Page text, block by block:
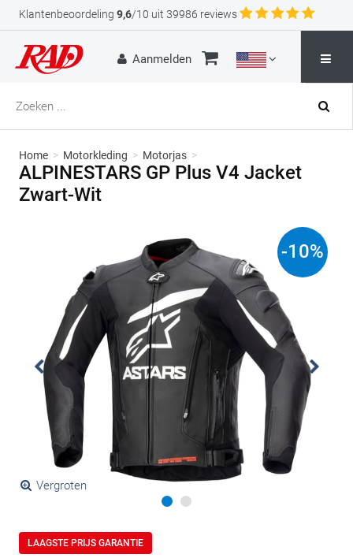
Klantenbeoordeling 9,6/10 uit 39986 reviews
Aanmelden
Home > Motorkleding > Motorjas >
ALPINESTARS GP Plus V4 Jacket
Zwart-Wit
Vergroten
-10%
LAAGSTE PRIJS GARANTIE